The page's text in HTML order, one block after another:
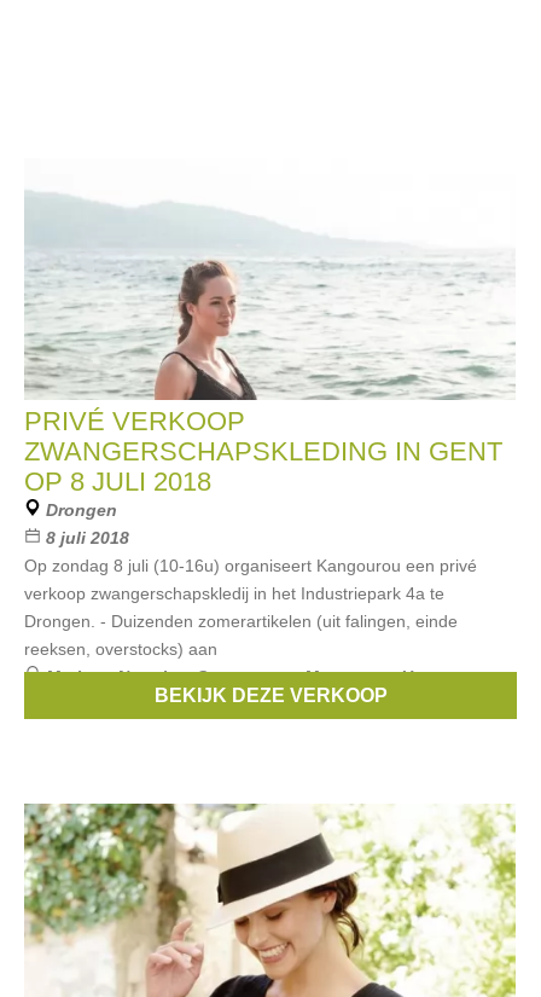
PRIVÉ VERKOOP
ZWANGERSCHAPSKLEDING IN GENT
OP 8 JULI 2018
Drongen
8 juli 2018
Op zondag 8 juli (10-16u) organiseert Kangourou een privé
verkoop zwangerschapskledij in het Industriepark 4a te
Drongen. - Duizenden zomerartikelen (uit falingen, einde
reeksen, overstocks) aan
Merken:Noppies,Queen mum,Menonove,Un ventre
Esprit Maternity, ...
BEKIJK DEZE VERKOOP